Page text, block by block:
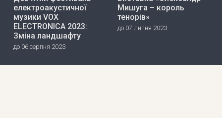
електроакустичної
музики VOX
ELECTRONICA 2023:
Зміна ландшафту
до 06 серпня 2023
Мишуга – король
тенорів»
до 07 липня 2023